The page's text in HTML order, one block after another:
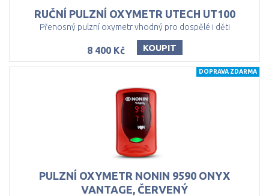
RUČNÍ PULZNÍ OXYMETR UTECH UT100
Přenosný pulzní oxymetr vhodný pro dospělé i děti
8 400 Kč KOUPIT
PULZNÍ OXYMETR NONIN 9590 ONYX
VANTAGE, ČERVENÝ
DOPRAVA ZDARMA